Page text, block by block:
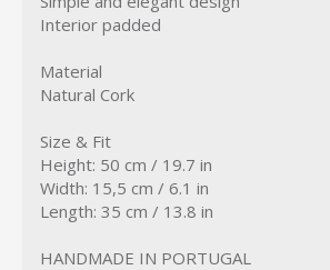
Interior padded
Material
Natural Cork
Size & Fit
Height: 50 cm / 19.7 in
Width: 15,5 cm / 6.1 in
Length: 35 cm / 13.8 in
HANDMADE IN PORTUGAL